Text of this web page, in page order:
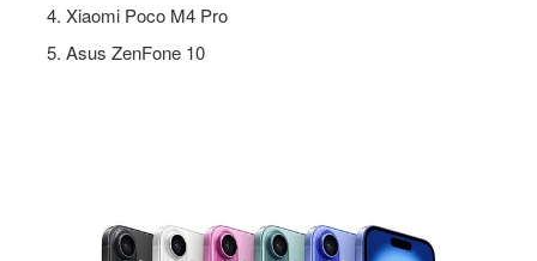
Xiaomi Poco M4 Pro
Asus ZenFone 10